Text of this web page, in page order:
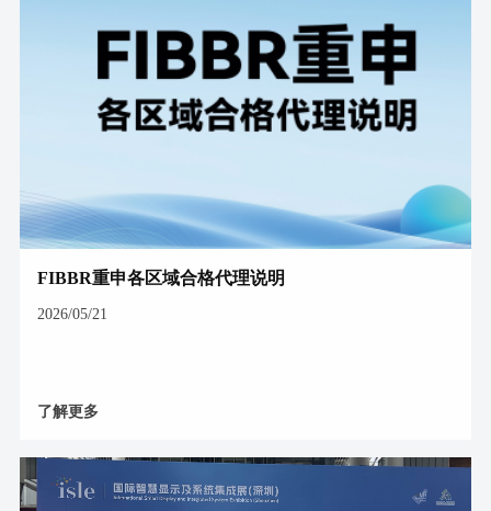
FIBBR重申各区域合格代理说明
2026/05/21
了解更多